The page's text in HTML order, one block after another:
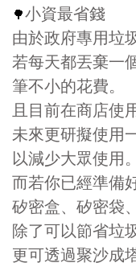
🌳小資最省錢
由於政府專用垃
若每天都丟棄一
筆不小的花費。
且目前在商店使
未來更研擬使用
以減少大眾使用。
而若你已經準備
矽密盒、矽密袋
除了可以節省垃
更可透過聚沙成